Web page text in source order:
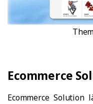
Ecommerce
Ecommerce